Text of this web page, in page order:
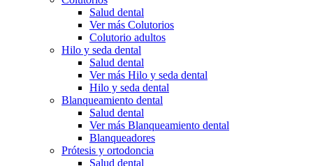
Salud dental
Ver más Colutorios
Colutorio adultos
Hilo y seda dental
Salud dental
Ver más Hilo y seda dental
Hilo y seda dental
Blanqueamiento dental
Salud dental
Ver más Blanqueamiento dental
Blanqueadores
Prótesis y ortodoncia
Salud dental